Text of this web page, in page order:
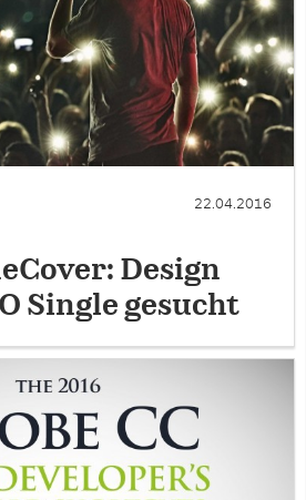
22.04.2016
Design
Single gesucht